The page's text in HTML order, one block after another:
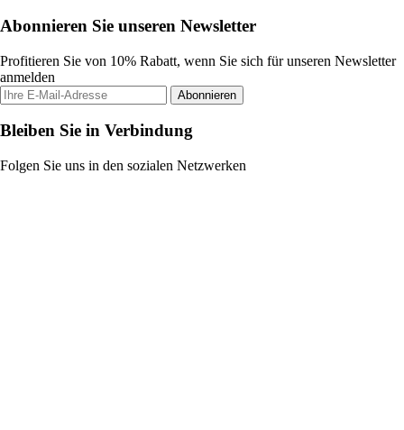
Abonnieren Sie unseren Newsletter
Profitieren Sie von 10% Rabatt, wenn Sie sich für unseren Newsletter
anmelden
Abonnieren
Bleiben Sie in Verbindung
Folgen Sie uns in den sozialen Netzwerken